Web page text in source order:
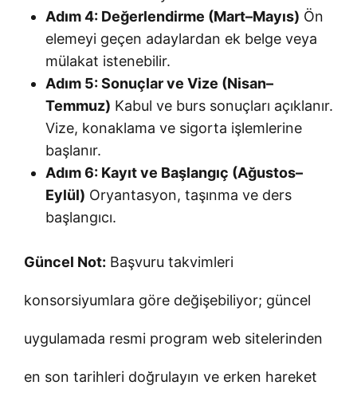
Adım 4: Değerlendirme (Mart–Mayıs) Ön
elemeyi geçen adaylardan ek belge veya
mülakat istenebilir.
Adım 5: Sonuçlar ve Vize (Nisan–
Temmuz) Kabul ve burs sonuçları açıklanır.
Vize, konaklama ve sigorta işlemlerine
başlanır.
Adım 6: Kayıt ve Başlangıç (Ağustos–
Eylül) Oryantasyon, taşınma ve ders
başlangıcı.
Güncel Not: Başvuru takvimleri
konsorsiyumlara göre değişebiliyor; güncel
uygulamada resmi program web sitelerinden
en son tarihleri doğrulayın ve erken hareket